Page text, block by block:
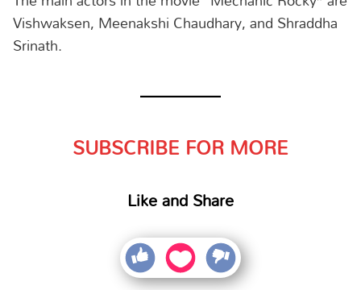
Vishwaksen, Meenakshi Chaudhary, and Shraddha
Srinath.
SUBSCRIBE FOR MORE
Like and Share